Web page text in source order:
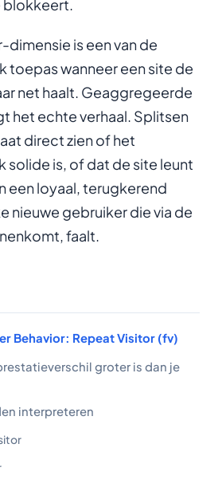
dimensie is een van de
toepas wanneer een site de
net haalt. Geaggregeerde
het echte verhaal. Splitsen
direct zien of het
solide is, of dat de site leunt
een loyaal, terugkerend
nieuwe gebruiker die via de
faalt.
Behavior: Repeat Visitor (fv)
groter is dan je
interpreteren